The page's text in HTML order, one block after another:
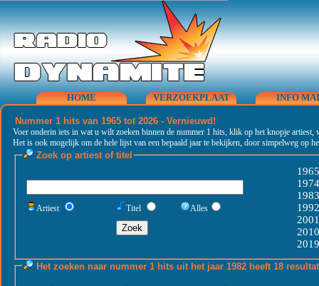
HOME VERZOEKPLAAT INFO
Nummer 1 hits van 1965 tot 2026 - Vernieuwd!
Voer onderin iets in wat u wilt zoeken binnen de nummer 1 hits, klik op het knopje
Het is ook mogelijk om de hele lijst van een bepaald jaar te bekijken, door simpelweg op
Zoek op artiest of titel
Artiest Titel Alles
1965
1974
1983
1992
2001
2010
2019
Het zoeken naar nummer 1 hits uit het jaar 1982 heeft 18